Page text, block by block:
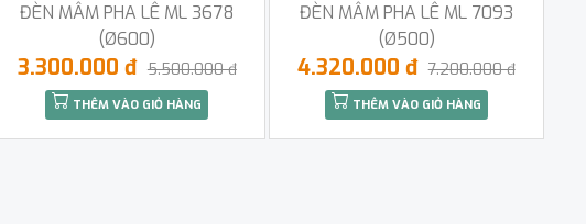
ĐÈN MÂM PHA LÊ ML 3678
(Ø600)
3.300.000 đ 5.500.000 đ
THÊM VÀO GIỎ HÀNG
ĐÈN MÂM PHA LÊ ML 7093
(Ø500)
4.320.000 đ 7.200.000 đ
THÊM VÀO GIỎ HÀNG